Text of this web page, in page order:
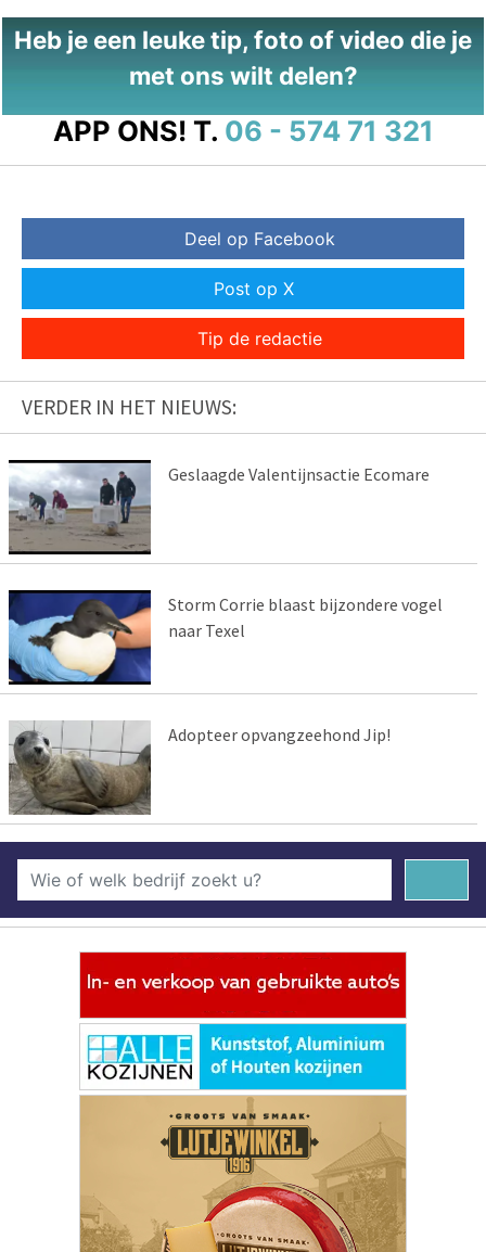
Heb je een leuke tip, foto of video die je
met ons wilt delen?
APP ONS! T. 06 - 574 71 321
Deel op Facebook
Post op X
Tip de redactie
VERDER IN HET NIEUWS:
Geslaagde Valentijnsactie Ecomare
Storm Corrie blaast bijzondere vogel
naar Texel
Adopteer opvangzeehond Jip!